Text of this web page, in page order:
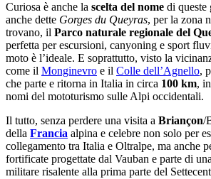
Curiosa è anche la scelta del nome di queste
anche dette Gorges du Queyras, per la zona
trovano, il Parco naturale regionale del
perfetta per escursioni, canyoning e sport
moto è l’ideale. E soprattutto, visto la
come il Monginevro e il Colle dell’Agnello,
che parte e ritorna in Italia in circa 100 km,
nomi del mototurismo sulle Alpi occidentali.
Il tutto, senza perdere una visita a Briançon/
della Francia alpina e celebre non solo per
collegamento tra Italia e Oltralpe, ma anche
fortificate progettate dal Vauban e parte di
militare risalente alla prima parte del